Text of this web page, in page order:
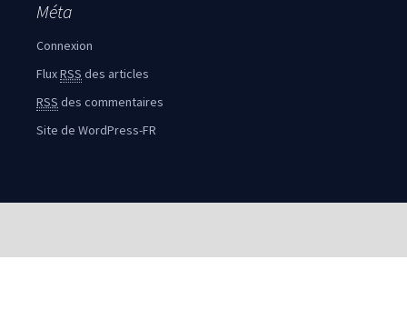
Méta
Connexion
FluxRSS des articles
RSS des commentaires
Site de WordPress-FR